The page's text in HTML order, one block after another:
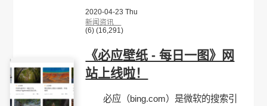
2020-04-23 Thu
新闻资讯
(6) (16,291)
《必应壁纸 - 每日一图》网
站上线啦！
必应（bing.com）是微软的搜索引